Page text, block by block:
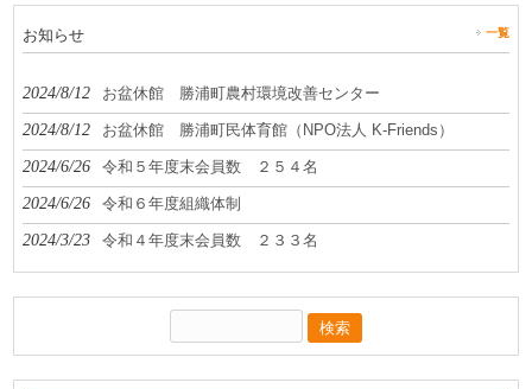
お知らせ 一覧
2024/8/12 お盆休館 勝浦町農村環境改善センター
2024/8/12 お盆休館 勝浦町民体育館（NPO法人 K-Friends）
2024/6/26 令和５年度末会員数 ２５４名
2024/6/26 令和６年度組織体制
2024/3/23 令和４年度末会員数 ２３３名
索: